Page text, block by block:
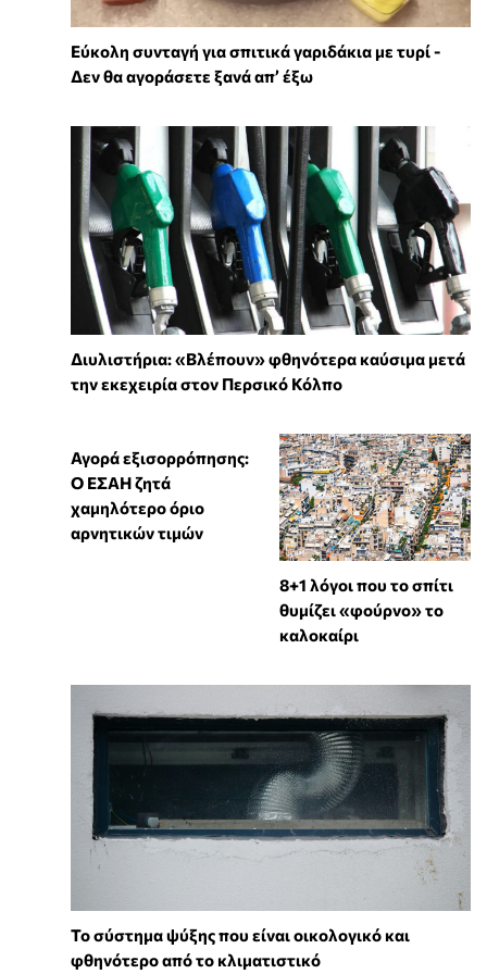
Εύκολη συνταγή για σπιτικά γαριδάκια με τυρί -
Δεν θα αγοράσετε ξανά απ’ έξω
Διυλιστήρια: «Βλέπουν» φθηνότερα καύσιμα μετά
την εκεχειρία στον Περσικό Κόλπο
Αγορά εξισορρόπησης:
Ο ΕΣΑΗ ζητά
χαμηλότερο όριο
αρνητικών τιμών
8+1 λόγοι που το σπίτι
θυμίζει «φούρνο» το
καλοκαίρι
Το σύστημα ψύξης που είναι οικολογικό και
φθηνότερο από το κλιματιστικό